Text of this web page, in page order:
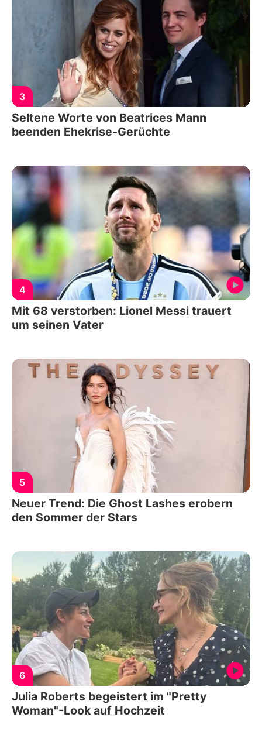
3
Seltene Worte von Beatrices Mann
beenden Ehekrise-Gerüchte
4
Mit 68 verstorben: Lionel Messi trauert
um seinen Vater
5
Neuer Trend: Die Ghost Lashes erobern
den Sommer der Stars
6
Julia Roberts begeistert im "Pretty
Woman"-Look auf Hochzeit